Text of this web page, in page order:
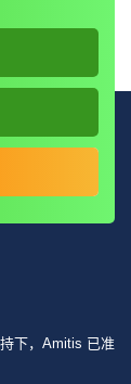
下，Amitis 已准